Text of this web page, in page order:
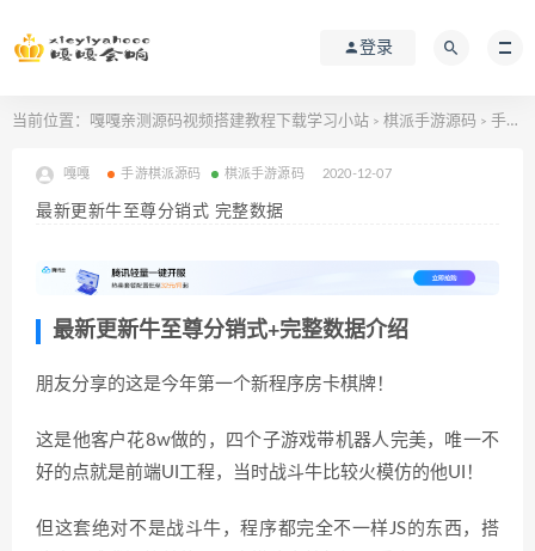
登录
当前位置： 嘎嘎亲测源码视频搭建教程下载学习小站 > 棋派手游源码 > 手游棋派源码
嘎嘎 手游棋派源码 棋派手游源码 2020-12-07
最新更新牛至尊分销式 完整数据
最新更新牛至尊分销式+完整数据介绍
朋友分享的这是今年第一个新程序房卡棋牌！
这是他客户花8w做的，四个子游戏带机器人完美，唯一不
好的点就是前端UI工程，当时战斗牛比较火模仿的他UI！
但这套绝对不是战斗牛，程序都完全不一样JS的东西，搭